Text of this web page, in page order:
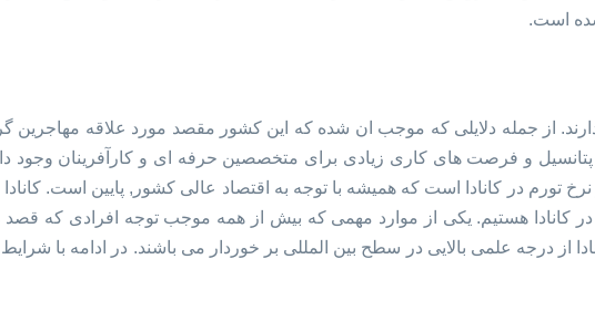
شده است.
از جمله دلایلی که موجب ان شده که این کشور مقصد مورد علاقه مهاجرین
و فرصت های کاری زیادی برای متخصصین حرفه ای و کارآفرینان وجود
تورم در کانادا است که همیشه با توجه به اقتصاد عالی کشور, پایین است.
هستیم. یکی از موارد مهمی که بیش از همه موجب توجه افرادی که قصد
درجه علمی بالایی در سطح بین المللی بر خوردار می باشند. در ادامه با شرایط